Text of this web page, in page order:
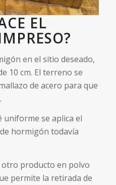
EL
en el sitio deseado,
10 cm. El terreno se
de acero para que
uniforme se aplica el
hormigón todavía
otro producto en polvo
permite la retirada de